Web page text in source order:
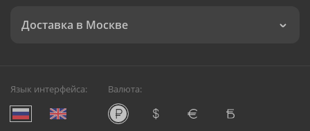
Доставка в Москве
Язык интерфейса: Валюта: